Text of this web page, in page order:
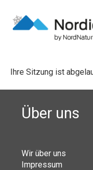
Ihre Sitzung ist
Über uns
Wir über uns
Impressum